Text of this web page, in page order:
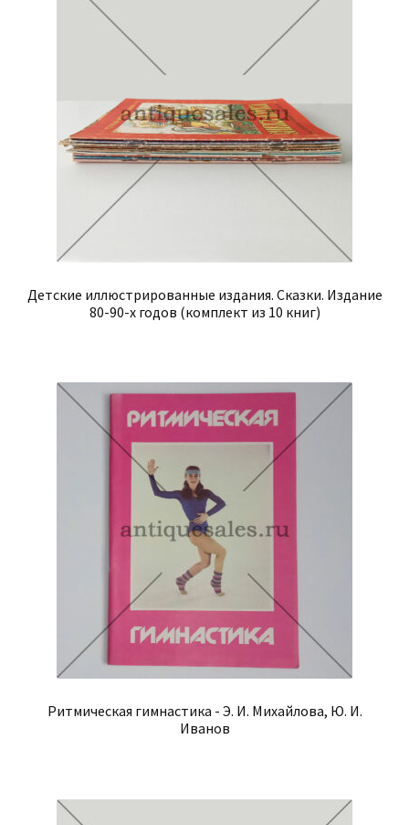
Детские иллюстрированные издания. Сказки. Издание
80-90-х годов (комплект из 10 книг)
Ритмическая гимнастика - Э. И. Михайлова, Ю. И.
Иванов